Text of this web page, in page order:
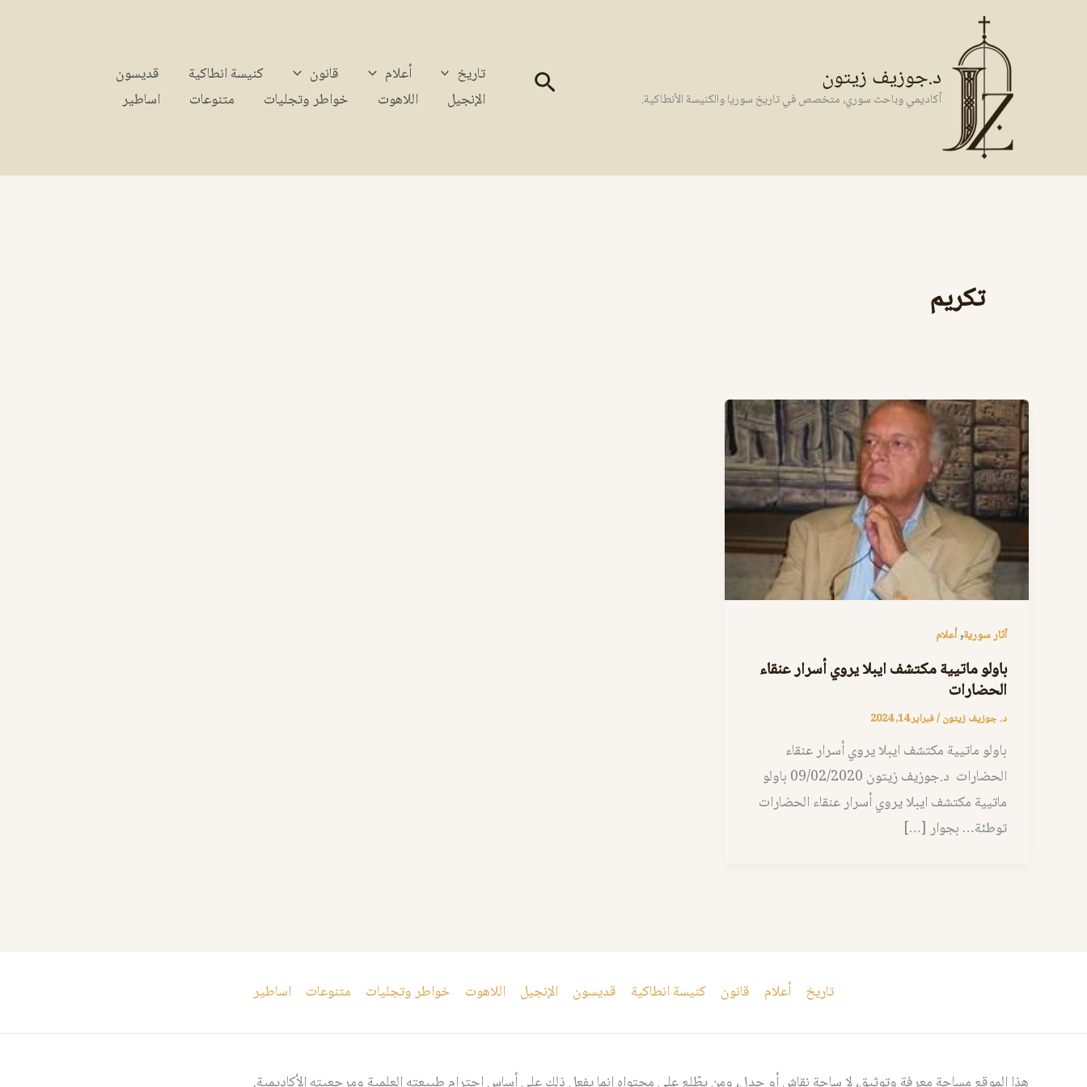
د.جوزيف زيتون
أكاديمي وباحث سوري، متخصص في تاريخ سوريا والكنيسة الأنطاكية. البحث تاريخ أعلام قانون كنيسة انطاكية
قديسون
الإنجيل
اللاهوت خواطر وتجليات متنوعات اساطير
تكريم
آثار سورية,أعلام
باولو ماتيية مكتشف ايبلا يروي أسرار عنقاء
الحضارات
د. جوزيف زيتون/فبراير 14, 2024
باولو ماتيية مكتشف ايبلا يروي أسرار عنقاء
الحضارات د.جوزيف زيتون 09/02/2020 باولو
ماتيية مكتشف ايبلا يروي أسرار عنقاء الحضارات
توطئة… بجوار […]
تاريخ أعلام قانون كنيسة انطاكية قديسون الإنجيل اللاهوت خواطر وتجليات متنوعات اساطير